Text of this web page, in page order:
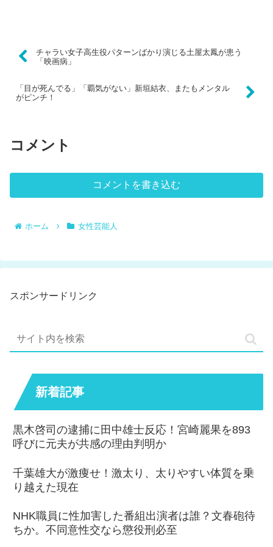
チャラい女子高生役パターンばかり演じる土屋太鳳が患う
「映画病」
「目が死んでる」「覇気がない」新垣結衣、またもメンタル
がピンチ！
コメント
コメントを書き込む
ホーム 女性芸能人
スポンサードリンク
新着記事
黒木啓司の逮捕に田中雄士反応！宮崎麗果を893
呼びに元夫が共感の理由判明か
千葉雄大が激痩せ！激太り、太りやすい体質を乗
り越えた現在
NHK職員に性加害した番組出演者は誰？文春砲待
ちか。不同意性交なら懲役刑必至